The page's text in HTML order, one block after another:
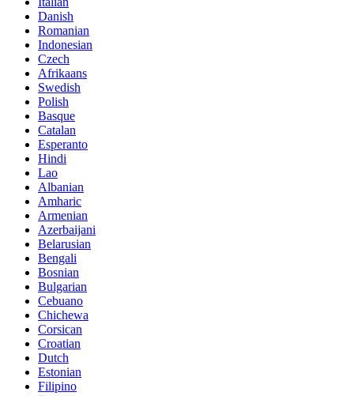
Danish
Romanian
Indonesian
Czech
Afrikaans
Swedish
Polish
Basque
Catalan
Esperanto
Hindi
Lao
Albanian
Amharic
Armenian
Azerbaijani
Belarusian
Bengali
Bosnian
Bulgarian
Cebuano
Chichewa
Corsican
Croatian
Dutch
Estonian
Filipino